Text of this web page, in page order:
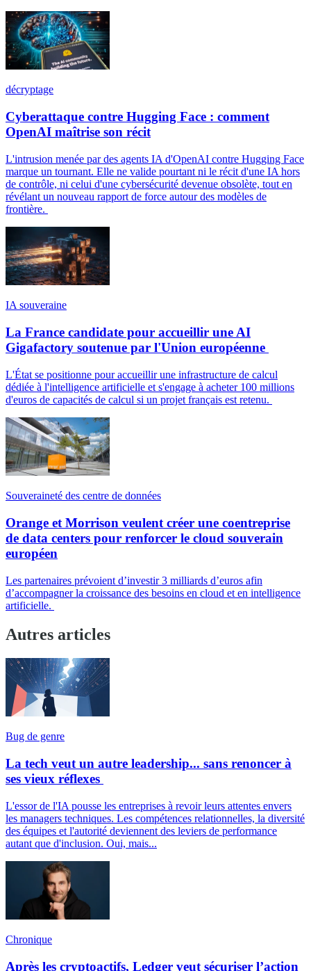
décryptage
Cyberattaque contre Hugging Face : comment
OpenAI maîtrise son récit
L'intrusion menée par des agents IA d'OpenAI contre Hugging Face
marque un tournant. Elle ne valide pourtant ni le récit d'une IA hors
de contrôle, ni celui d'une cybersécurité devenue obsolète, tout en
révélant un nouveau rapport de force autour des modèles de
frontière.
IA souveraine
La France candidate pour accueillir une AI
Gigafactory soutenue par l'Union européenne
L'État se positionne pour accueillir une infrastructure de calcul
dédiée à l'intelligence artificielle et s'engage à acheter 100 millions
d'euros de capacités de calcul si un projet français est retenu.
Souveraineté des centre de données
Orange et Morrison veulent créer une coentreprise
de data centers pour renforcer le cloud souverain
européen
Les partenaires prévoient d’investir 3 milliards d’euros afin
d’accompagner la croissance des besoins en cloud et en intelligence
artificielle.
Autres articles
Bug de genre
La tech veut un autre leadership... sans renoncer à
ses vieux réflexes
L'essor de l'IA pousse les entreprises à revoir leurs attentes envers
les managers techniques. Les compétences relationnelles, la diversité
des équipes et l'autorité deviennent des leviers de performance
autant que d'inclusion. Oui, mais...
Chronique
Après les cryptoactifs, Ledger veut sécuriser l’action